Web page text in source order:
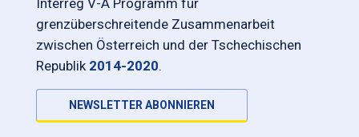
grenzüberschreitende Zusammenarbeit
zwischen Österreich und der Tschechischen
Republik 2014-2020.
NEWSLETTER ABONNIEREN